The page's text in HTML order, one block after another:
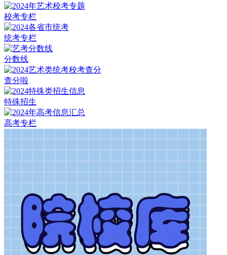
校考专栏
统考专栏
分数线
查分啦
特殊招生
高考专栏